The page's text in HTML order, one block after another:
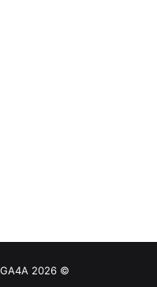
© VGA4A 2026, جميع الحقوق محفوظة